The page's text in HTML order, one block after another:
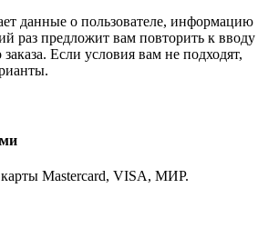
данные о пользователе, информацию
раз предложит вам повторить к вводу
Если условия вам не подходят,
Mastercard, VISA, МИР.